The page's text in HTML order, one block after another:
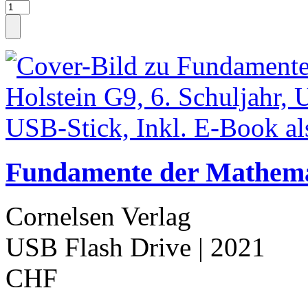
Fundamente der
Cornelsen Verlag
USB Flash Drive | 2021
CHF